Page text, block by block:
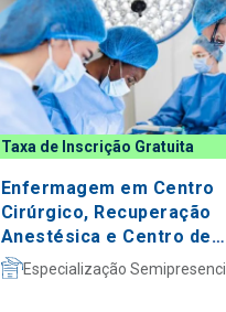
Taxa de Inscrição Gratuita
Enfermagem em Centro
Cirúrgico, Recuperação
Anestésica e Centro de
Material e Esterilização
Especialização